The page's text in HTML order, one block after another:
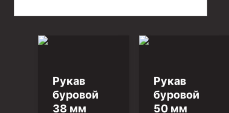
Рукав
буровой
38 мм
Рукав
буровой
50 мм